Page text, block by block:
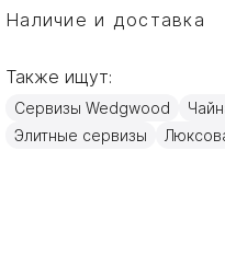
Бренд
Страна производителя
Материал
Наличие и доставка
Также ищут:
Сервизы Wedgwood
Элитные сервизы